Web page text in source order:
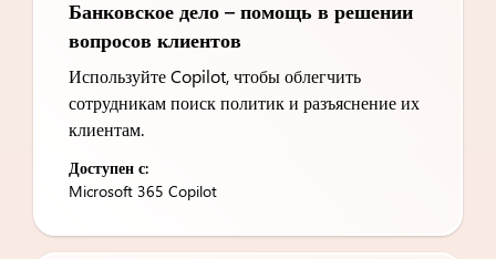
Банковское дело – помощь в решении
вопросов клиентов
Используйте Copilot, чтобы облегчить
сотрудникам поиск политик и разъяснение их
клиентам.
Доступен с:
Microsoft 365 Copilot